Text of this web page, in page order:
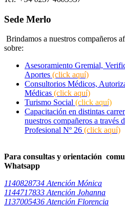
Sede Merlo
Brindamos a nuestros compañeros
sobre:
Asesoramiento Gremial,
Aportes (click aquí)
Consultorios Médicos,
Médicas (click aquí)
Turismo Social (click aquí)
Capacitación en distintas
nuestros compañeros a través
Profesional Nº 26 (click aquí)
Para consultas y orientación
Whatsapp
1140828734 Atención Mónica
1144717833 Atención Johanna
1137005436 Atención Florencia